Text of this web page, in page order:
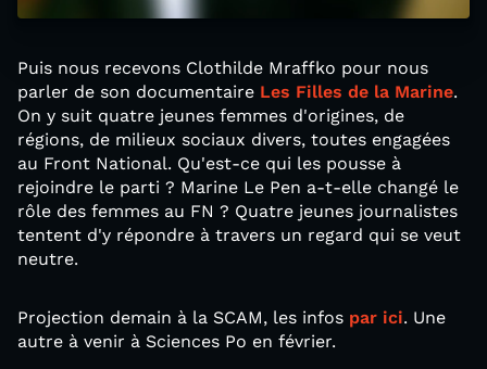
Puis nous recevons Clothilde Mraffko pour nous
parler de son documentaire Les Filles de la Marine.
On y suit quatre jeunes femmes d'origines, de
régions, de milieux sociaux divers, toutes engagées
au Front National. Qu'est-ce qui les pousse à
rejoindre le parti ? Marine Le Pen a-t-elle changé le
rôle des femmes au FN ? Quatre jeunes journalistes
tentent d'y répondre à travers un regard qui se veut
neutre.
Projection demain à la SCAM, les infos par ici. Une
autre à venir à Sciences Po en février.